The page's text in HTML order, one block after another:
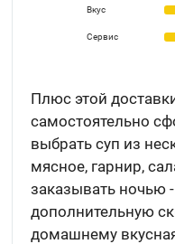
Вкус
Сервис
Плюс этой
самостоятельно
выбрать суп из
мясное, гарнир,
заказывать ночью
дополнительную
домашнему